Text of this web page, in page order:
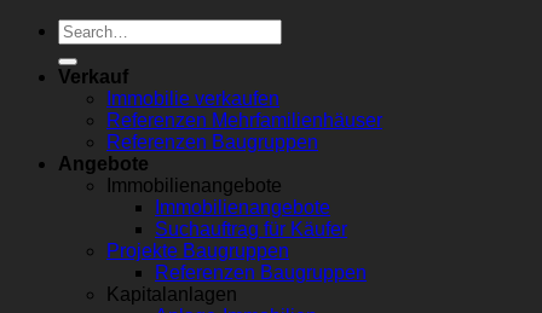
Verkauf
Immobilie verkaufen
Referenzen Mehrfamilienhäuser
Referenzen Baugruppen
Angebote
Immobilienangebote
Immobilienangebote
Suchauftrag für Käufer
Projekte Baugruppen
Referenzen Baugruppen
Kapitalanlagen